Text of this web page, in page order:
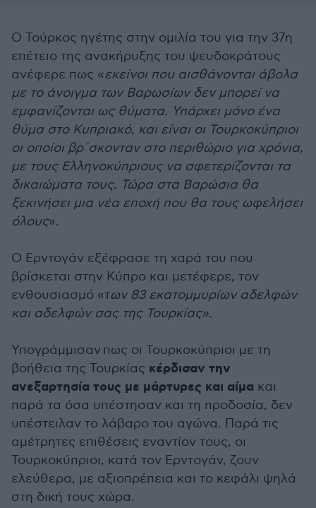
Ο Τούρκος ηγέτης στην ομιλία του για την 37η
επέτειο της ανακήρυξης του ψευδοκράτους
ανέφερε πως «εκείνοι που αισθάνονται άβολα
με το άνοιγμα των Βαρωσίων δεν μπορεί να
εμφανίζονται ως θύματα. Υπάρχει μόνο ένα
θύμα στο Κυπριακό, και είναι οι Τουρκοκύπριοι
οι οποίοι βρ΄σκονταν στο περιθώριο για χρόνια,
με τους Ελληνοκύπριους να σφετερίζονται τα
δικαιώματα τους. Τώρα στα Βαρώσια θα
ξεκινήσει μια νέα εποχή που θα τους ωφελήσει
όλους».
Ο Ερντογάν εξέφρασε τη χαρά του που
βρίσκεται στην Κύπρο και μετέφερε, τον
ενθουσιασμό «των 83 εκατομμυρίων αδελφών
και αδελφών σας της Τουρκίας».
Υπογράμμισαν πως οι Τουρκοκύπριοι με τη
βοήθεια της Τουρκίας κέρδισαν την
ανεξαρτησία τους με μάρτυρες και αίμα και
παρά τα όσα υπέστησαν και τη προδοσία, δεν
υπέστειλαν το λάβαρο του αγώνα. Παρά τις
αμέτρητες επιθέσεις εναντίον τους, οι
Τουρκοκύπριοι, κατά τον Ερντογάν, ζουν
ελεύθερα, με αξιοπρέπεια και το κεφάλι ψηλά
στη δική τους χώρα.